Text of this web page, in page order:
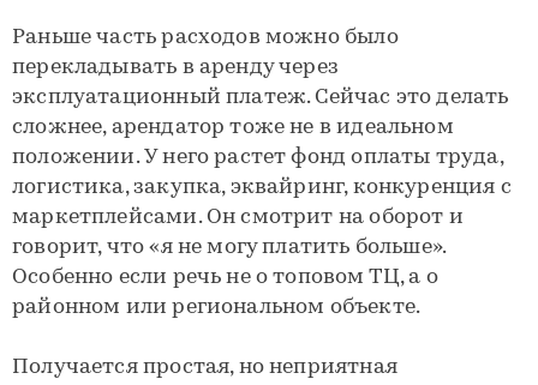
Раньше часть расходов можно было
перекладывать в аренду через
эксплуатационный платеж. Сейчас это делать
сложнее, арендатор тоже не в идеальном
положении. У него растет фонд оплаты труда,
логистика, закупка, эквайринг, конкуренция с
маркетплейсами. Он смотрит на оборот и
говорит, что «я не могу платить больше».
Особенно если речь не о топовом ТЦ, а о
районном или региональном объекте.
Получается простая, но неприятная